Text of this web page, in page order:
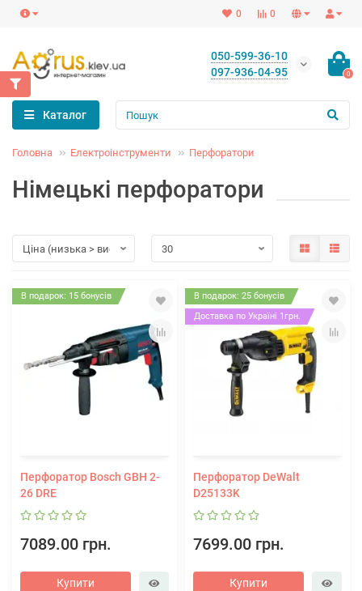
0
0
050-599-36-10
097-936-04-95
0
Каталог
Головна Електроінструменти Перфоратори
Німецькі перфоратори
В подарок: 15 бонусів
Перфоратор Bosch GBH 2-
26 DRE
7089.00 грн.
Купити
В подарок: 25 бонусів
Доставка по Україні 1грн.
Перфоратор DeWalt
D25133K
7699.00 грн.
Купити